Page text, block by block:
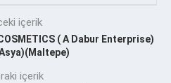
içerik
( A Dabur Enterprise)
içerik